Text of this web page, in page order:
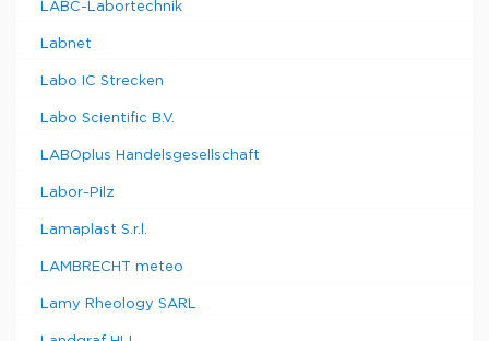
LABC-Labortechnik
Labnet
Labo IC Strecken
Labo Scientific B.V.
LABOplus Handelsgesellschaft
Labor-Pilz
Lamaplast S.r.l.
LAMBRECHT meteo
Lamy Rheology SARL